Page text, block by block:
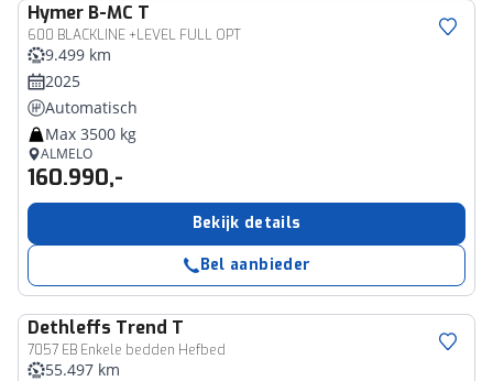
Hymer B-MC T
600 BLACKLINE +LEVEL FULL OPT
9.499 km
2025
Automatisch
Max 3500 kg
ALMELO
160.990,-
Bekijk details
Bel aanbieder
Dethleffs Trend T
7057 EB Enkele bedden Hefbed
55.497 km